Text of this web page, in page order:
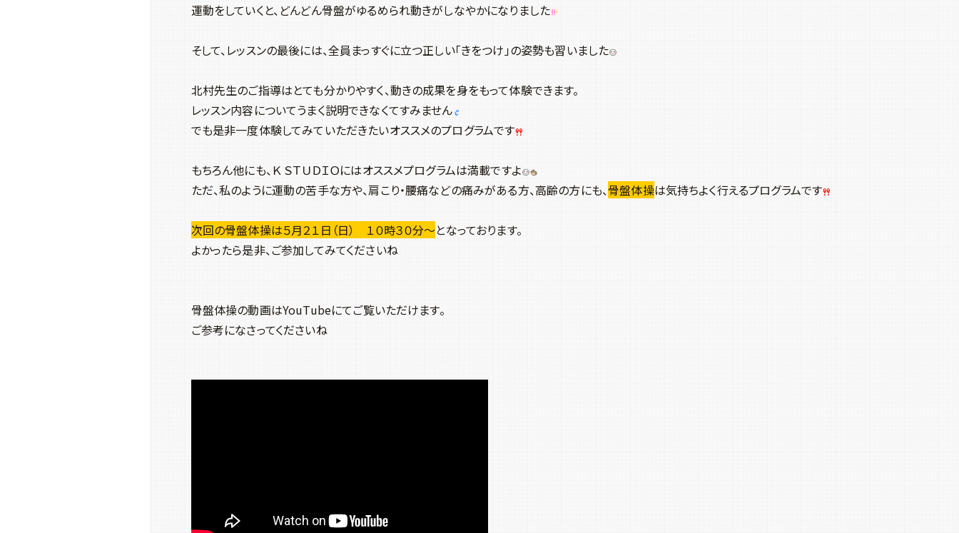
運動をしていくと、どんどん骨盤がゆるめられ動きがしなやかになりました
そして、レッスンの最後には、全員まっすぐに立つ正しい「きをつけ」の姿勢も習いました
北村先生のご指導はとても分かりやすく、動きの成果を身をもって体験できます。
レッスン内容についてうまく説明できなくてすみません
でも是非一度体験してみていただきたいオススメのプログラムです
もちろん他にも、Ｋ ＳＴＵＤＩＯにはオススメプログラムは満載ですよ
ただ、私のように運動の苦手な方や、肩こり・腰痛などの痛みがある方、高齢の方にも、骨盤体操は気持ちよく行えるプログラムです
次回の骨盤体操は５月２１日（日） １０時３０分～となっております。
よかったら是非、ご参加してみてくださいね
骨盤体操の動画はYouTubeにてご覧いただけます。
ご参考になさってくださいね